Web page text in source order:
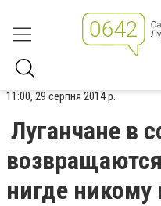
11:00, 29 серпня 2014 р.
Луганчане в
нигде